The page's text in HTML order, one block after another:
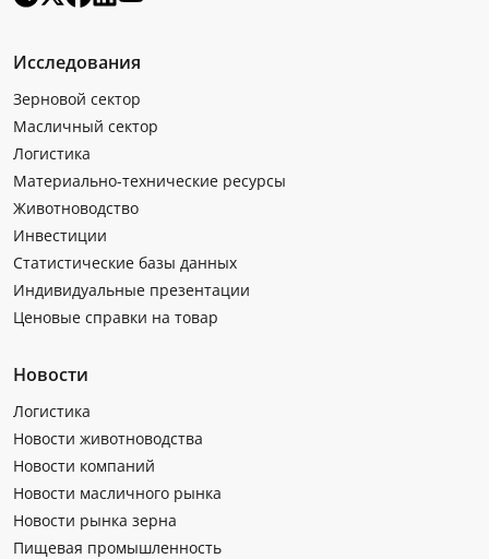
Исследования
Зерновой сектор
Масличный сектор
Логистика
Материально-технические ресурсы
Животноводство
Инвестиции
Статистические базы данных
Индивидуальные презентации
Ценовые справки на товар
Новости
Логистика
Новости животноводства
Новости компаний
Новости масличного рынка
Новости рынка зерна
Пищевая промышленность